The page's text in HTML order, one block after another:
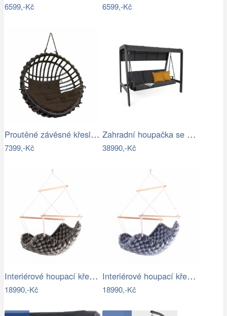
6599,-Kč 6599,-Kč
Proutěné závěsné křeslo Elis, hnědý rám…
7399,-Kč
Zahradní houpačka se stříškou GH434015
38990,-Kč
Interiérové houpací křeslo Swingy In…
18990,-Kč
Interiérové houpací křeslo Swingy In…
18990,-Kč